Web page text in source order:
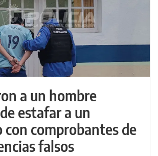
a un hombre
estafar a un
con comprobantes de
falsos